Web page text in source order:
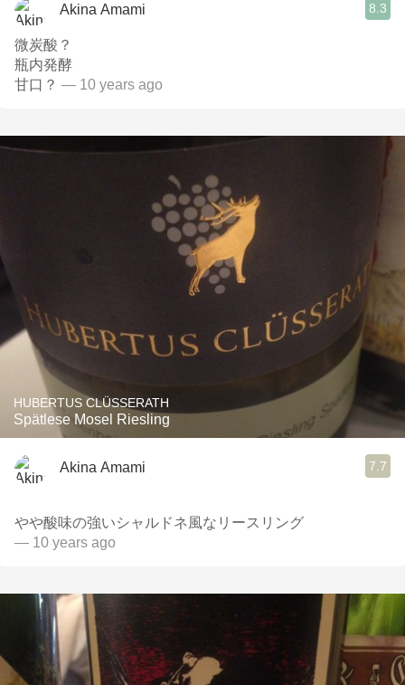
Akina Amami 8.3
微炭酸？
瓶内発酵
甘口？ — 10 years ago
HUBERTUS CLÜSSERATH
Spätlese Mosel Riesling
Akina Amami 7.7
やや酸味の強いシャルドネ風なリースリング
— 10 years ago